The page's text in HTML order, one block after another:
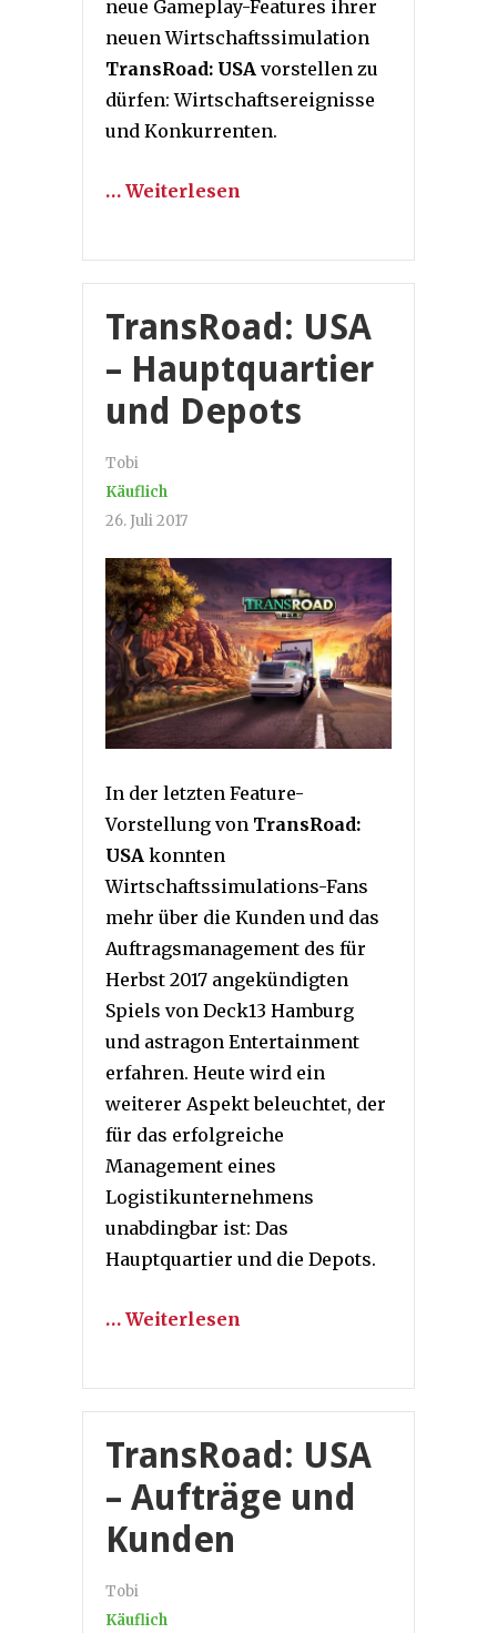
neue Gameplay-Features ihrer
neuen Wirtschaftssimulation
TransRoad: USA vorstellen zu
dürfen: Wirtschaftsereignisse
und Konkurrenten.
… Weiterlesen
TransRoad: USA
– Hauptquartier
und Depots
Tobi
Käuflich
26. Juli 2017
In der letzten Feature-
Vorstellung von TransRoad:
USA konnten
Wirtschaftssimulations-Fans
mehr über die Kunden und das
Auftragsmanagement des für
Herbst 2017 angekündigten
Spiels von Deck13 Hamburg
und astragon Entertainment
erfahren. Heute wird ein
weiterer Aspekt beleuchtet, der
für das erfolgreiche
Management eines
Logistikunternehmens
unabdingbar ist: Das
Hauptquartier und die Depots.
… Weiterlesen
TransRoad: USA
– Aufträge und
Kunden
Tobi
Käuflich